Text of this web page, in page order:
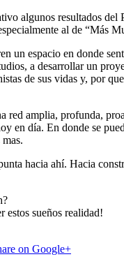
algunos resultados
al de “Más
un espacio en donde
a desarrollar un
de sus vidas y, por
red amplia, profunda,
en día. En donde se
hacia ahí. Hacia
estos sueños realidad!
on Google+